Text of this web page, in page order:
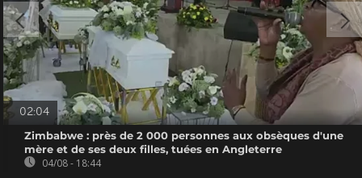
02:04
Zimbabwe : près de 2 000 personnes aux obsèques d'une
mère et de ses deux filles, tuées en Angleterre
04/08 - 18:44